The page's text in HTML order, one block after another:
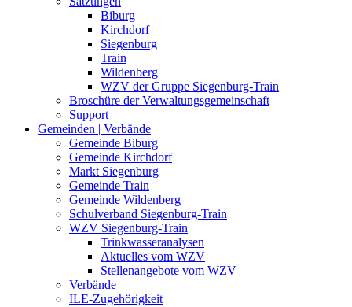
Biburg
Kirchdorf
Siegenburg
Train
Wildenberg
WZV der Gruppe Siegenburg-Train
Broschüre der Verwaltungsgemeinschaft
Support
Gemeinden | Verbände
Gemeinde Biburg
Gemeinde Kirchdorf
Markt Siegenburg
Gemeinde Train
Gemeinde Wildenberg
Schulverband Siegenburg-Train
WZV Siegenburg-Train
Trinkwasseranalysen
Aktuelles vom WZV
Stellenangebote vom WZV
Verbände
ILE-Zugehörigkeit